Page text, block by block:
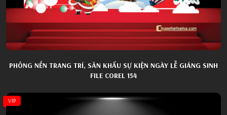
PHÔNG NỀN TRANG TRÍ, SÂN KHẤU SỰ KIỆN NGÀY LỄ GIÁNG SINH
FILE COREL 154
VIP